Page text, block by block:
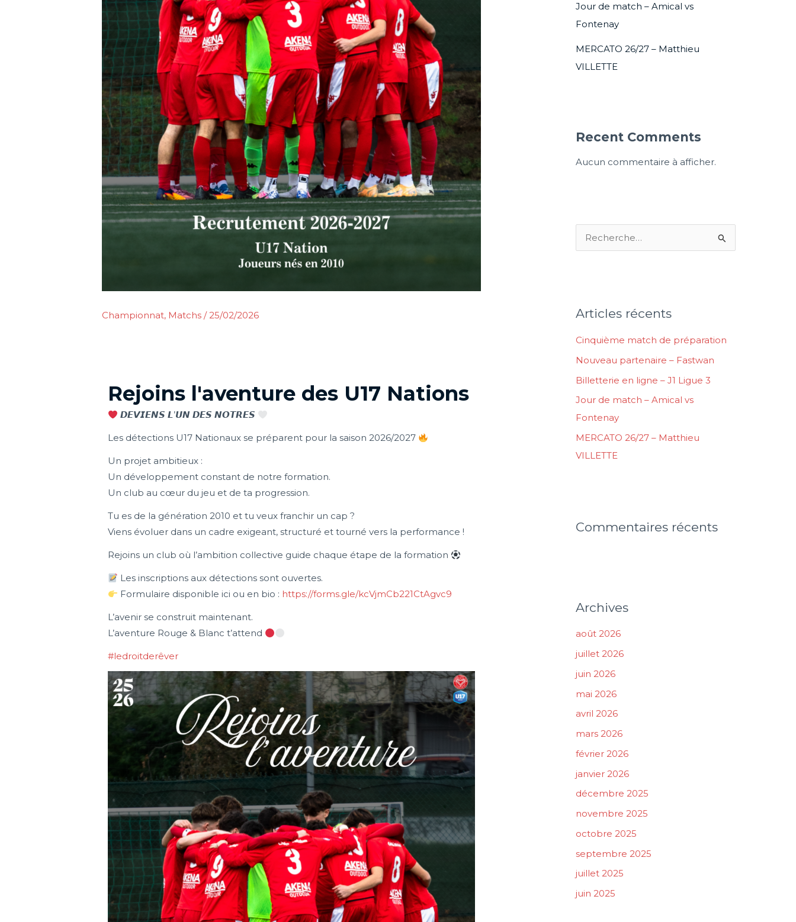
Championnat, Matchs /25/02/2026
Rejoins l'aventure des U17 Nations
𝘿𝙀𝙑𝙄𝙀𝙉𝙎 𝙇’𝙐𝙉 𝘿𝙀𝙎 𝙉𝙊𝙏𝙍𝙀𝙎
Les détections U17 Nationaux se préparent pour la saison 2026/2027
Un projet ambitieux :
Un développement constant de notre formation.
Un club au cœur du jeu et de ta progression.
Tu es de la génération 2010 et tu veux franchir un cap ?
Viens évoluer dans un cadre exigeant, structuré et tourné vers la performance !
Rejoins un club où l’ambition collective guide chaque étape de la formation
Les inscriptions aux détections sont ouvertes.
Formulaire disponible ici ou en bio : https://forms.gle/kcVjmCb221CtAgvc9
L’avenir se construit maintenant.
L’aventure Rouge & Blanc t’attend
#ledroitderêver
Jour de match – Amical vs
Fontenay
MERCATO 26/27 – Matthieu
VILLETTE
Recent Comments
Aucun commentaire à afficher.
e
c
h
e
r
Articles récents
Cinquième match de préparation
Nouveau partenaire – Fastwan
Billetterie en ligne – J1 Ligue 3
Jour de match – Amical vs
Fontenay
MERCATO 26/27 – Matthieu
VILLETTE
Commentaires récents
Archives
août 2026
juillet 2026
juin 2026
mai 2026
avril 2026
mars 2026
février 2026
janvier 2026
décembre 2025
novembre 2025
octobre 2025
septembre 2025
juillet 2025
juin 2025